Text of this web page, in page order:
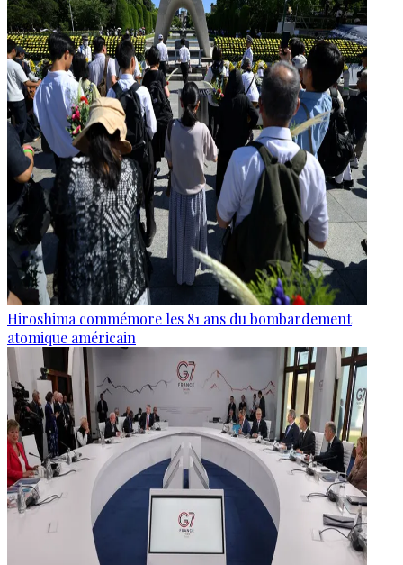
Hiroshima commémore les 81 ans du bombardement
atomique américain